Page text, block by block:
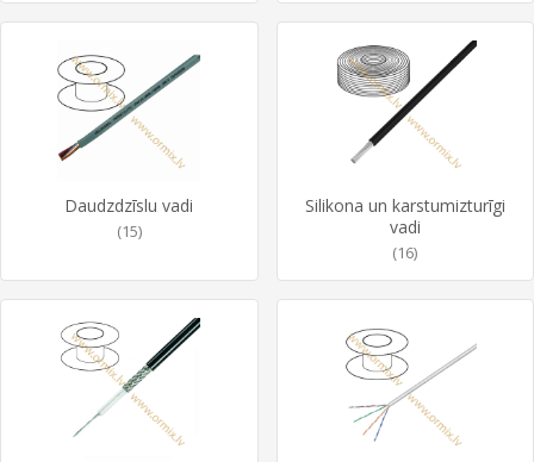
Daudzdzīslu vadi
(15)
Silikona un karstumizturīgi
vadi
(16)